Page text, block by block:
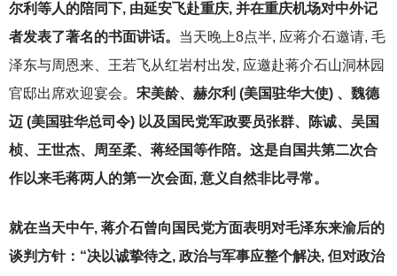
尔利等人的陪同下, 由延安飞赴重庆, 并在重庆机场对中外记
者发表了著名的书面讲话。 当天晚上8点半, 应蒋介石邀请, 毛
泽东与周恩来、王若飞从红岩村出发, 应邀赴蒋介石山洞林园
官邸出席欢迎宴会。 宋美龄、赫尔利 (美国驻华大使) 、魏德
迈 (美国驻华总司令) 以及国民党军政要员张群、陈诚、吴国
桢、王世杰、周至柔、蒋经国等作陪。这是自国共第二次合
作以来毛蒋两人的第一次会面, 意义自然非比寻常。
就在当天中午, 蒋介石曾向国民党方面表明对毛泽东来渝后的
谈判方针：“决以诚挚待之, 政治与军事应整个解决, 但对政治